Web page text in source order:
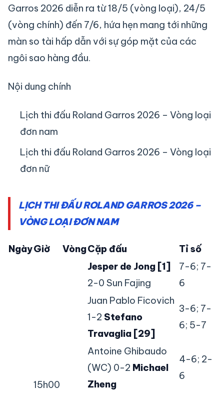
Garros 2026 diễn ra từ 18/5 (vòng loại), 24/5
(vòng chính) đến 7/6, hứa hẹn mang tới những
màn so tài hấp dẫn với sự góp mặt của các
ngôi sao hàng đầu.
Nội dung chính
Lịch thi đấu Roland Garros 2026 – Vòng loại
đơn nam
Lịch thi đấu Roland Garros 2026 – Vòng loại
đơn nữ
LỊCH THI ĐẤU ROLAND GARROS 2026 –
VÒNG LOẠI ĐƠN NAM
NgàyGiờ VòngCặp đấu Tỉ số
15h00
Jesper de Jong [1]
2-0 Sun Fajing
7-6; 7-
6
Juan Pablo Ficovich
1-2 Stefano
Travaglia [29]
3-6; 7-
6; 5-7
Antoine Ghibaudo
(WC) 0-2 Michael
Zheng
4-6; 2-
6